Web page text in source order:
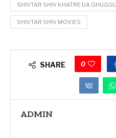
SHIVTAR SHIV KHATRE DA
SHIVTAR SHIV MOVIES
SHARE 0
ADMIN